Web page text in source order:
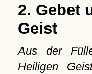
2. Gebet
Geist
Aus der
Heiligen